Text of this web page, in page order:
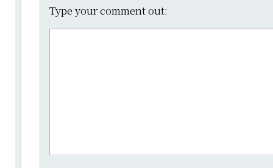
Type your comment out: